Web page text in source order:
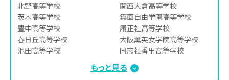
北野高等学校
茨木高等学校
豊中高等学校
春日丘高等学校
池田高等学校
関西大倉高等学校
箕面自由学園高等学校
履正社高等学校
大阪薫英女学院高等学校
同志社香里高等学校
開明高等学校
大阪学院大学高等学校
もっと見る